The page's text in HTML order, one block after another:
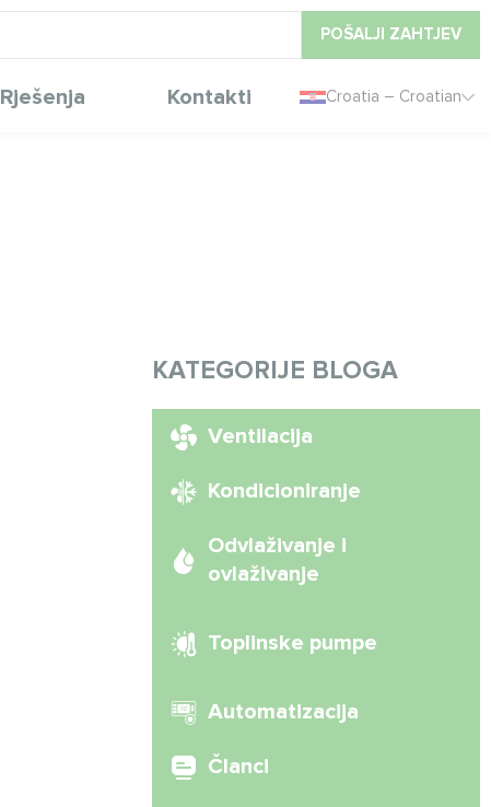
POŠALJI ZAHTJEV
Rješenja Kontakti Croatia – Croatian
KATEGORIJE BLOGA
Ventilacija
Kondicioniranje
Odvlaživanje i
ovlaživanje
Toplinske pumpe
Automatizacija
Članci